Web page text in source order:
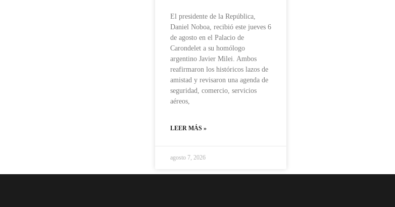
El presidente de la República,
Daniel Noboa, recibió este jueves 6
de agosto en el Palacio de
Carondelet a su homólogo
argentino Javier Milei. Ambos
reafirmaron los históricos lazos de
amistad y revisaron una agenda de
seguridad, comercio, servicios
aéreos,
LEER MÁS »
agosto 7, 2026